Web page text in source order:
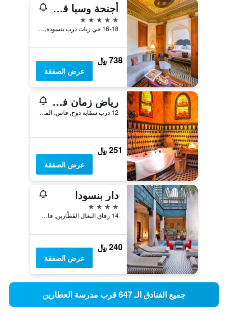
أجنحة وسبا قصر فرج
5 نجوم
16-18 حي زيات درب بنسودة, فاس, المغرب
738 ﷼
عرض الصفقة
رياض زمان فاس - بوتيك ومنتجع صحي
12 درب سقاية دوح, فاس, المغرب
251 ﷼
عرض الصفقة
دار بنسودا
4 نجوم
14 زقاق البغال القطّارين, فاس, المغرب
240 ﷼
عرض الصفقة
جميع الفنادق الـ 647 قرب مدرسة العطارين